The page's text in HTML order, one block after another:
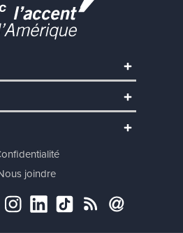
joindre
Instagram
LinkedInTikTokRSS Abonnement